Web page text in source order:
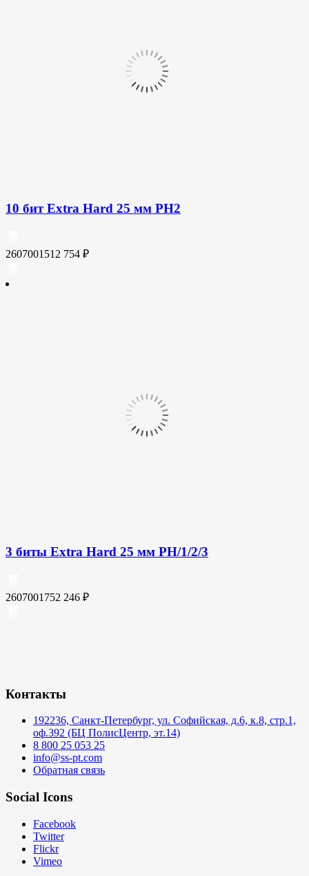
10 бит Extra Hard 25 мм PH2
2607001512 754 ₽
3 биты Extra Hard 25 мм PH/1/2/3
2607001752 246 ₽
Контакты
192236, Санкт-Петербург, ул. Софийская, д.6, к.8, стр.1,
оф.392 (БЦ ПолисЦентр, эт.14)
8 800 25 053 25
info@ss-pt.com
Обратная связь
Social Icons
Facebook
Twitter
Flickr
Vimeo